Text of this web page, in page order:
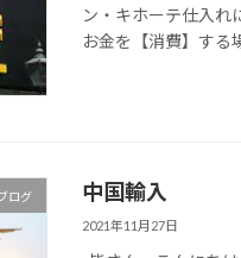
ン・キホーテ仕入
お金を【消費】する
ログ 中国輸入
2021年11月27日